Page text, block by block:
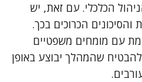
הכלכלי. עם זאת, יש
הכרוכים בכך.
עם מומחים משפטיים
שהמהלך יבוצע באופן